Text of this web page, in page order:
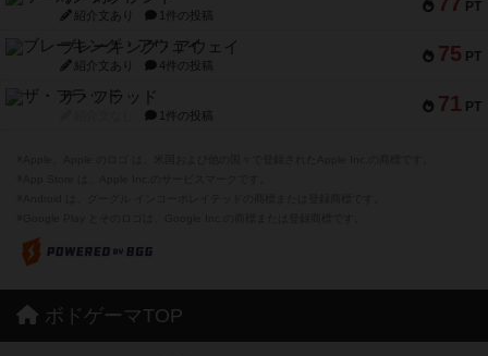
PT
紹介文あり 1件の投稿
75 PT
ブレーキング・アウェイ
紹介文あり 4件の投稿
71 PT
ザ・フラッド
1件の投稿
ボドゲーマTOP